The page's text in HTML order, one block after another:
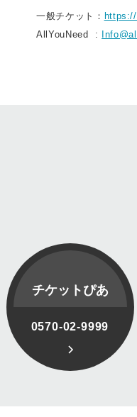
一般チケット：
AllYouNeed :
チケットぴあ
0570-02-9999